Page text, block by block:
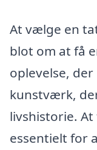
At vælge en
blot om at få
oplevelse,
kunstværk,
livshistorie.
essentielt for